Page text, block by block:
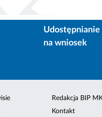
na wniosek
Redakcja BIP
Kontakt